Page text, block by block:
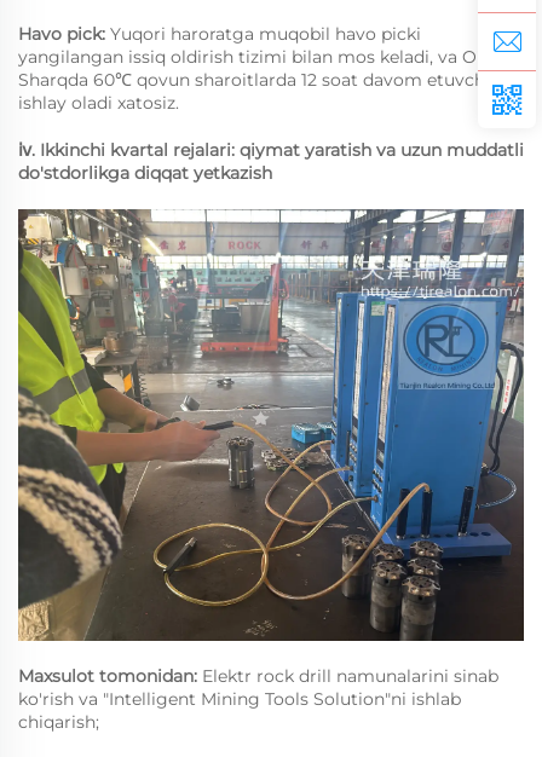
Havo pick: Yuqori haroratga muqobil havo picki
yangilangan issiq oldirish tizimi bilan mos keladi, va O'rta
Sharqda 60℃ qovun sharoitlarda 12 soat davom etuvchi
ishlay oladi xatosiz.
ⅳ. Ikkinchi kvartal rejalari: qiymat yaratish va uzun muddatli
do'stdorlikga diqqat yetkazish
Maxsulot tomonidan: Elektr rock drill namunalarini sinab
ko'rish va "Intelligent Mining Tools Solution"ni ishlab
chiqarish;